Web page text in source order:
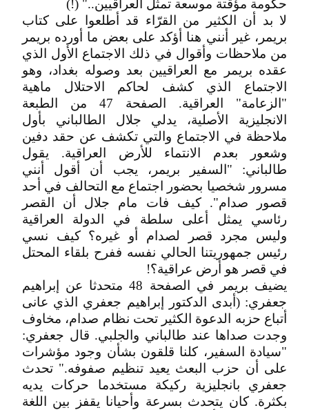
حكومة مؤقتة موسعة تمثل العراقيين.." (!)
لا بد أن الكثير من القرّاء قد أطلعوا على كتاب
بريمر، غير أنني هنا أؤكد على بعض ما أورده بريمر
من ملاحظات وأقوال في ذلك الاجتماع الأول الذي
عقده بريمر مع العراقيين بعد وصوله بغداد، وهو
الاجتماع الذي كشف لحاكم الاحتلال ماهية
"الزعامة" العراقية. الصفحة 47 من الطبعة
الانجليزية الأصلية، يدلي جلال الطالباني بأول
ملاحظة في الاجتماع والتي تكشف عن حقد دفين
وشعور بعدم الانتماء للأرض العراقية. يقول
طالباني: "السفير بريمر، يجب أن أقول أنني
مسرور شخصيا بحضور اجتماع مع التحالف في أحد
قصور صدام". كيف فات مام جلال أن القصر
رئاسي يمثل أعلى سلطة في الدولة العراقية
وليس مجرد قصر لصدام أو غيره؟ كيف نسي
رئيس جمهوريتنا الحالي نفسه ففرح بلقاء المحتل
في قصر هو أرض عراقية؟!
يضيف بريمر في الصفحة 48 متحدثا عن إبراهيم
جعفري: (أبدى الدكتور إبراهيم جعفري الذي عانى
أتباع حزبه الدعوة الكثير تحت نظام صدام، مخاوف
وجدت صداها عند طالباني والجلبي. قال جعفري:
"سيادة السفير، كلنا قلقون بشأن وجود مؤشرات
على أن حزب البعث يعيد تنظيم صفوفه." تحدث
جعفري بانجليزية ركيكة مستخدما حركات يديه
بكثرة. كان يتحدث بسرعة وأحيانا يقفز بين اللغة